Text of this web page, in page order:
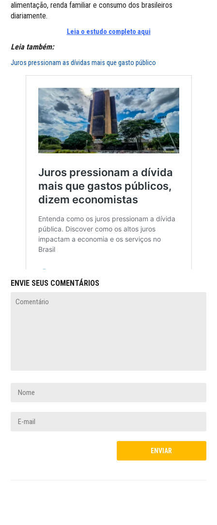
alimentação, renda familiar e consumo dos brasileiros
diariamente.
Leia o estudo completo aqui
Leia também:
Juros pressionam as dívidas mais que gasto público
ENVIE SEUS COMENTÁRIOS